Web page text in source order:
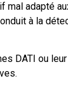
adapté
à la
DATI ou